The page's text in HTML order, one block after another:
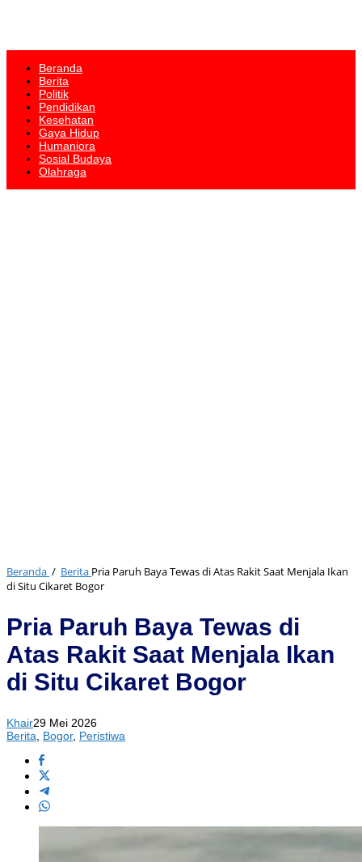
Beranda
Berita
Politik
Pendidikan
Kesehatan
Gaya Hidup
Humaniora
Sosial Budaya
Olahraga
Beranda / Berita Pria Paruh Baya Tewas di Atas Rakit Saat Menjala Ikan
di Situ Cikaret Bogor
Pria Paruh Baya Tewas di
Atas Rakit Saat Menjala Ikan
di Situ Cikaret Bogor
Khair29 Mei 2026
Berita
Bogor, Peristiwa